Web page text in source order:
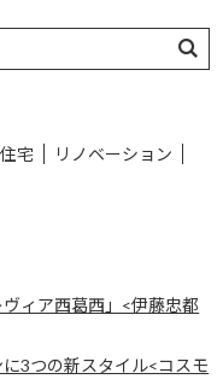
宅
リノベーション
ィア西葛西」<伊藤忠都
3つの新スタイル<コスモ